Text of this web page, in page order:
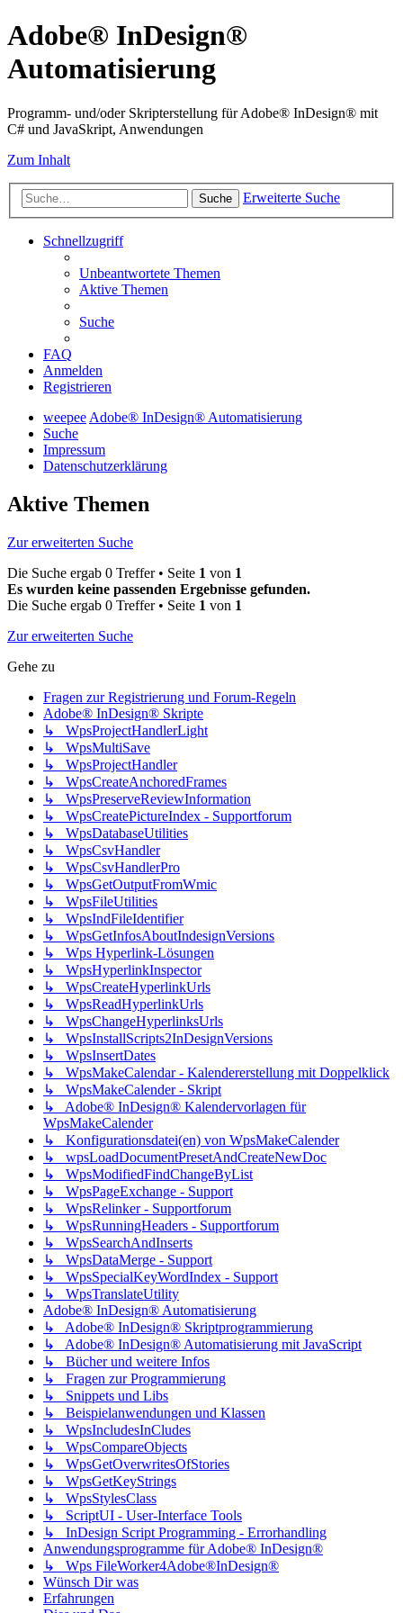
Adobe® InDesign®
Automatisierung
Programm- und/oder Skripterstellung für Adobe® InDesign® mit
C# und JavaSkript, Anwendungen
Zum Inhalt
Suche Erweiterte Suche
Schnellzugriff
Unbeantwortete Themen
Aktive Themen
Suche
FAQ
Anmelden
Registrieren
weepeeAdobe® InDesign® Automatisierung
Suche
Impressum
Datenschutzerklärung
Aktive Themen
Zur erweiterten Suche
Die Suche ergab 0 Treffer • Seite 1 von 1
Es wurden keine passenden Ergebnisse gefunden.
Die Suche ergab 0 Treffer • Seite 1 von 1
Zur erweiterten Suche
Gehe zu
Fragen zur Registrierung und Forum-Regeln
Adobe® InDesign® Skripte
↳ WpsProjectHandlerLight
↳ WpsMultiSave
↳ WpsProjectHandler
↳ WpsCreateAnchoredFrames
↳ WpsPreserveReviewInformation
↳ WpsCreatePictureIndex - Supportforum
↳ WpsDatabaseUtilities
↳ WpsCsvHandler
↳ WpsCsvHandlerPro
↳ WpsGetOutputFromWmic
↳ WpsFileUtilities
↳ WpsIndFileIdentifier
↳ WpsGetInfosAboutIndesignVersions
↳ Wps Hyperlink-Lösungen
↳ WpsHyperlinkInspector
↳ WpsCreateHyperlinkUrls
↳ WpsReadHyperlinkUrls
↳ WpsChangeHyperlinksUrls
↳ WpsInstallScripts2InDesignVersions
↳ WpsInsertDates
↳ WpsMakeCalendar - Kalendererstellung mit Doppelklick
↳ WpsMakeCalender - Skript
↳ Adobe® InDesign® Kalendervorlagen für
WpsMakeCalender
↳ Konfigurationsdatei(en) von WpsMakeCalender
↳ wpsLoadDocumentPresetAndCreateNewDoc
↳ WpsModifiedFindChangeByList
↳ WpsPageExchange - Support
↳ WpsRelinker - Supportforum
↳ WpsRunningHeaders - Supportforum
↳ WpsSearchAndInserts
↳ WpsDataMerge - Support
↳ WpsSpecialKeyWordIndex - Support
↳ WpsTranslateUtility
Adobe® InDesign® Automatisierung
↳ Adobe® InDesign® Skriptprogrammierung
↳ Adobe® InDesign® Automatisierung mit JavaScript
↳ Bücher und weitere Infos
↳ Fragen zur Programmierung
↳ Snippets und Libs
↳ Beispielanwendungen und Klassen
↳ WpsIncludesInCludes
↳ WpsCompareObjects
↳ WpsGetOverwritesOfStories
↳ WpsGetKeyStrings
↳ WpsStylesClass
↳ ScriptUI - User-Interface Tools
↳ InDesign Script Programming - Errorhandling
Anwendungsprogramme für Adobe® InDesign®
↳ Wps FileWorker4Adobe®InDesign®
Wünsch Dir was
Erfahrungen